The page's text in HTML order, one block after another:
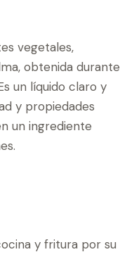
vegetales,
obtenida durante
un líquido claro y
y propiedades
un ingrediente
y fritura por su